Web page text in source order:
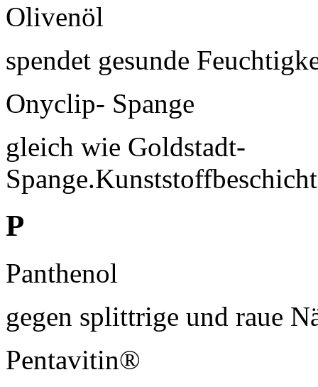
Olivenöl
spendet gesunde
Onyclip- Spange
gleich wie Goldstadt-
P
Panthenol
gegen splittrige und raue
Pentavitin®